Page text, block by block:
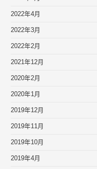
2022年4月
2022年3月
2022年2月
2021年12月
2020年2月
2020年1月
2019年12月
2019年11月
2019年10月
2019年4月